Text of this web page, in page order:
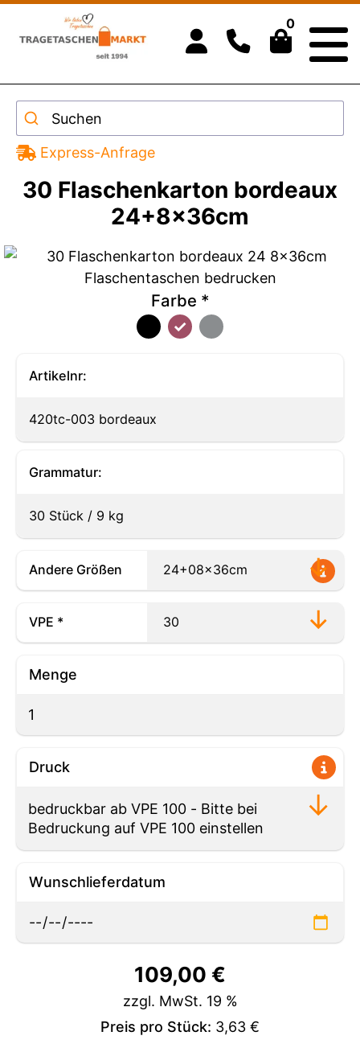
0
Suchen
Express-Anfrage
30 Flaschenkarton bordeaux
24+8x36cm
Farbe *
Artikelnr:
420tc-003 bordeaux
Grammatur:
30 Stück / 9 kg
Andere Größen
VPE *
Menge
Druck
Wunschlieferdatum
109,00 €
zzgl. MwSt. 19 %
Preis pro Stück: 3,63 €